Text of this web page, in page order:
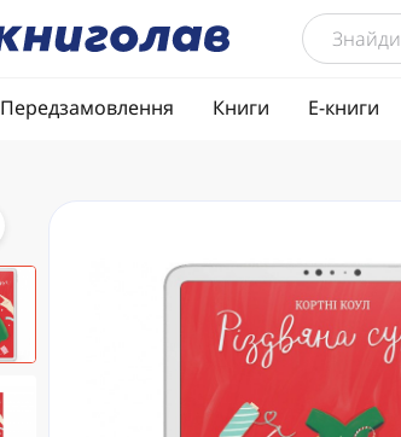
Передзамовлення Книги Е-книги